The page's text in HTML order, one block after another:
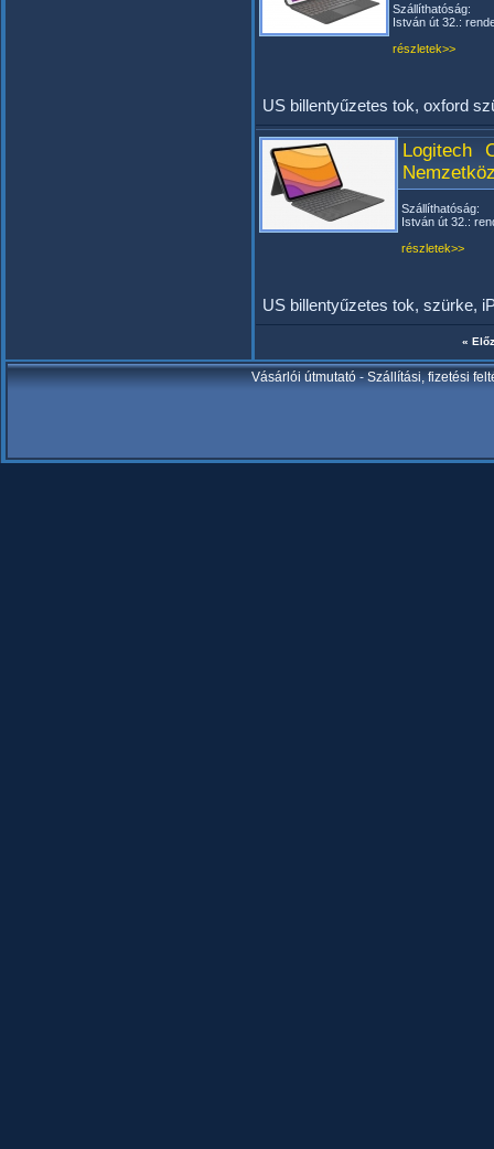
Szállíthatóság:
István út 32.:
részletek>>
US billentyűzetes tok, oxford
Logitech
Szállíthatóság:
István út 32.:
részletek>>
US billentyűzetes tok, szürke,
«
Vásárlói útmutató-Szállítási, fizetési